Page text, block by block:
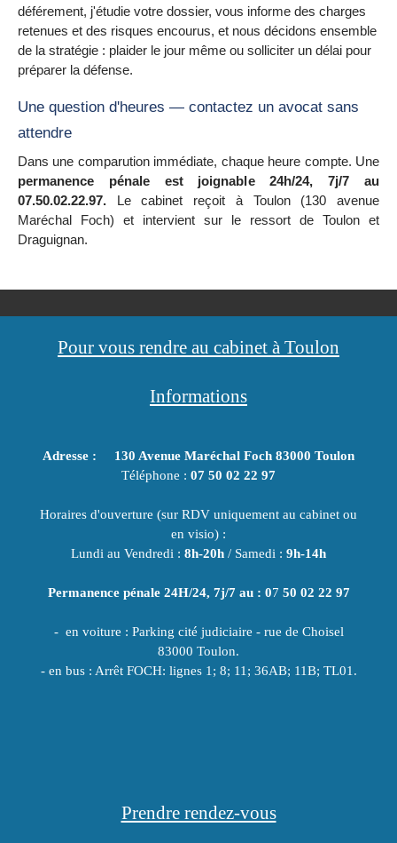
déférement, j'étudie votre dossier, vous informe des charges
retenues et des risques encourus, et nous décidons ensemble
de la stratégie : plaider le jour même ou solliciter un délai pour
préparer la défense.
Une question d'heures — contactez un avocat sans
attendre
Dans une comparution immédiate, chaque heure compte. Une
permanence pénale est joignable 24h/24, 7j/7 au
07.50.02.22.97. Le cabinet reçoit à Toulon (130 avenue
Maréchal Foch) et intervient sur le ressort de Toulon et
Draguignan.
Pour vous rendre au cabinet à Toulon
Informations
Adresse : 130 Avenue Maréchal Foch 83000 Toulon
Téléphone : 07 50 02 22 97
Horaires d'ouverture (sur RDV uniquement au cabinet ou
en visio) :
Lundi au Vendredi : 8h-20h / Samedi : 9h-14h
Permanence pénale 24H/24, 7j/7 au : 07 50 02 22 97
- en voiture : Parking cité judiciaire - rue de Choisel
83000 Toulon.
- en bus : Arrêt FOCH: lignes 1; 8; 11; 36AB; 11B; TL01.
Prendre rendez-vous